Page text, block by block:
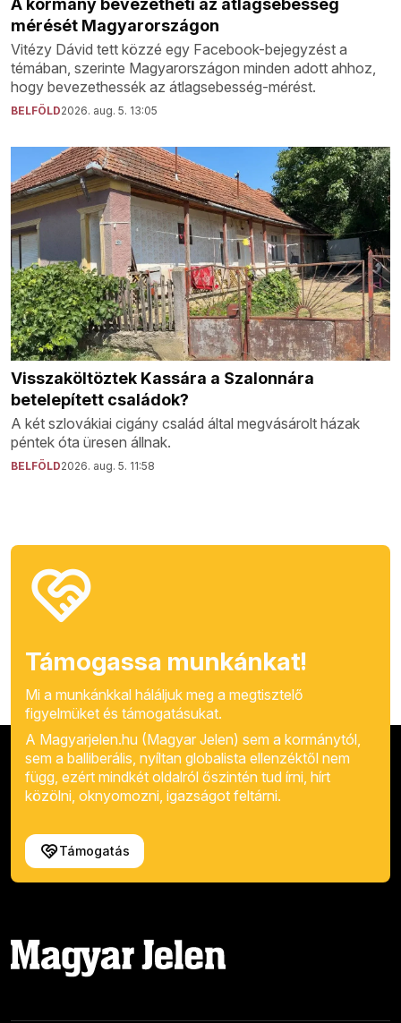
A kormány bevezetheti az átlagsebesség
mérését Magyarországon
Vitézy Dávid tett közzé egy Facebook-bejegyzést a
témában, szerinte Magyarországon minden adott ahhoz,
hogy bevezethessék az átlagsebesség-mérést.
BELFÖLD2026. aug. 5. 13:05
Visszaköltöztek Kassára a Szalonnára
betelepített családok?
A két szlovákiai cigány család által megvásárolt házak
péntek óta üresen állnak.
BELFÖLD2026. aug. 5. 11:58
Támogassa munkánkat!
Mi a munkánkkal háláljuk meg a megtisztelő
figyelmüket és támogatásukat.
A Magyarjelen.hu (Magyar Jelen) sem a kormánytól,
sem a balliberális, nyíltan globalista ellenzéktől nem
függ, ezért mindkét oldalról őszintén tud írni, hírt
közölni, oknyomozni, igazságot feltárni.
Támogatás